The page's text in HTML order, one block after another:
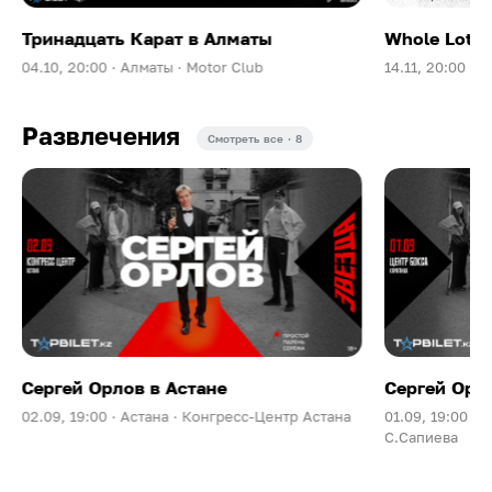
Тринадцать Карат в Алматы
04.10, 20:00 · Алматы · Motor Club
Whole
14.11, 20:00 ·
Развлечения Смотреть все · 8
Сергей Орлов в Астане
02.09, 19:00 · Астана · Конгресс-Центр Астана
Сергей
01.09, 19:00 ·
С.Сапиева